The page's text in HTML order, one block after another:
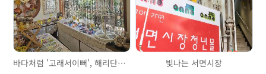
바다처럼 '고래서이뻐', 해리단길 소품 여행 빛나는 서면시장